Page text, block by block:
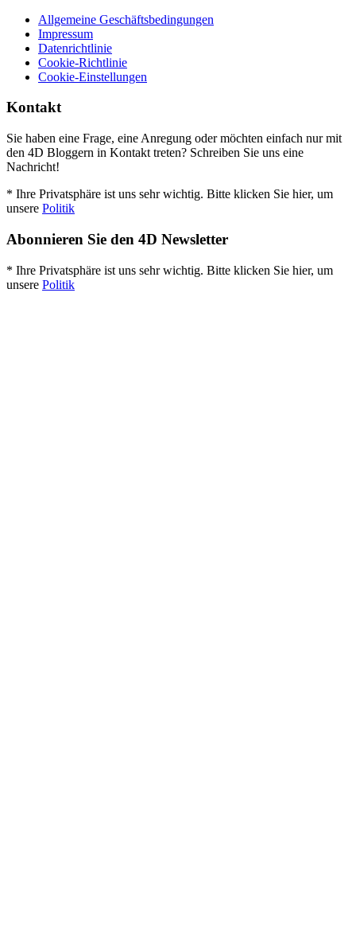
Allgemeine Geschäftsbedingungen
Impressum
Datenrichtlinie
Cookie-Richtlinie
Cookie-Einstellungen
Kontakt
Sie haben eine Frage, eine Anregung oder möchten einfach nur mit
den 4D Bloggern in Kontakt treten? Schreiben Sie uns eine
Nachricht!
* Ihre Privatsphäre ist uns sehr wichtig. Bitte klicken Sie hier, um
unsere Politik
Abonnieren Sie den 4D Newsletter
* Ihre Privatsphäre ist uns sehr wichtig. Bitte klicken Sie hier, um
unsere Politik